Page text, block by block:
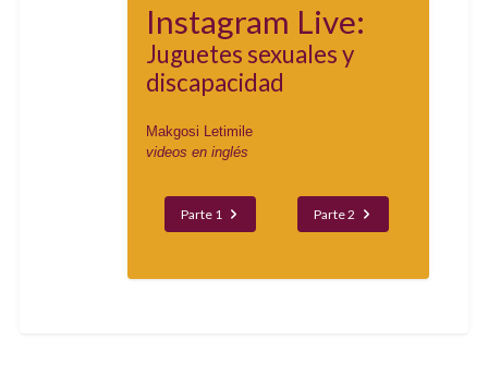
Instagram Live:
Juguetes sexuales y
discapacidad
Makgosi Letimile
videos en inglés
Parte 1 Parte 2